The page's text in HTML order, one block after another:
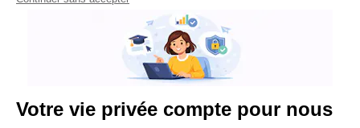
Prérequis et admission
La formation Architecture Intérieure est accessible
à tout titulaire d'un baccalauréat, toutes filières
confondues. Un intérêt marqué pour le design, la
création et l'aménagement d'espaces est essentiel.